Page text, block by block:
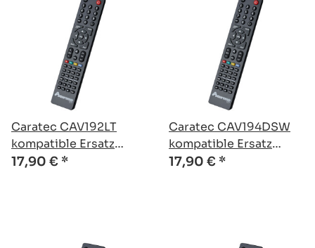
Caratec CAV192LT
kompatible Ersatz
Fernbedienung
17,90 € *
Caratec CAV194DSW
kompatible Ersatz
Fernbedienung
17,90 € *